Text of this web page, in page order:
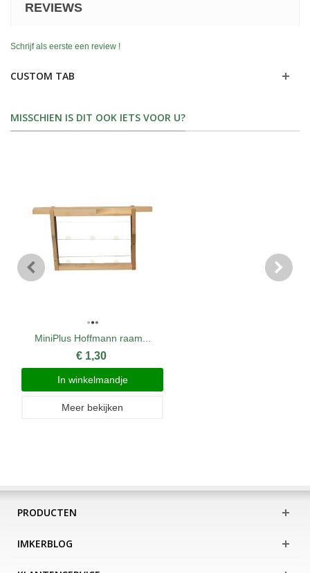
REVIEWS
Schrijf als eerste een review !
CUSTOM TAB
MISSCHIEN IS DIT OOK IETS VOOR U?
MiniPlus Hoffmann raam...
€ 1,30
In winkelmandje
Meer bekijken
PRODUCTEN
IMKERBLOG